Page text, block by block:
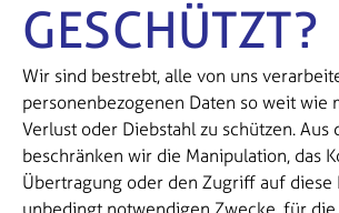
GESCHÜTZT?
Wir sind bestrebt, alle von uns
personenbezogenen Daten so weit wie
Verlust oder Diebstahl zu schützen. Aus
beschränken wir die Manipulation, das
Übertragung oder den Zugriff auf diese